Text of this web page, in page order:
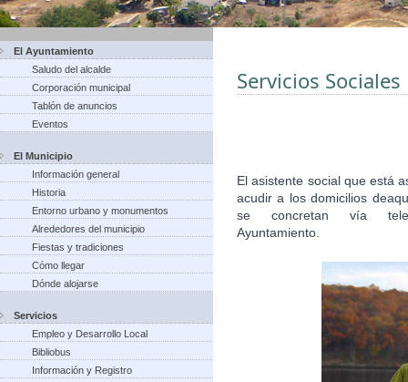
El Ayuntamiento
Saludo del alcalde
Corporación municipal
Tablón de anuncios
Eventos
El Municipio
Información general
Historia
Entorno urbano y monumentos
Alrededores del municipio
Fiestas y tradiciones
Cómo llegar
Dónde alojarse
Servicios
Empleo y Desarrollo Local
Bibliobus
Información y Registro
Servicios Sociales
El asistente social que está
acudir a los domicilios
se concretan vía
Ayuntamiento.